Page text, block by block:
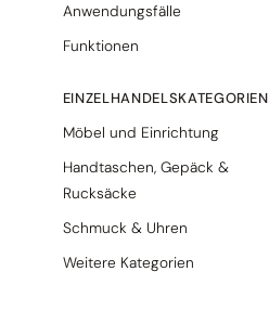
Anwendungsfälle
Funktionen
EINZELHANDELSKATEGORIEN
Möbel und Einrichtung
Handtaschen, Gepäck &
Rucksäcke
Schmuck & Uhren
Weitere Kategorien